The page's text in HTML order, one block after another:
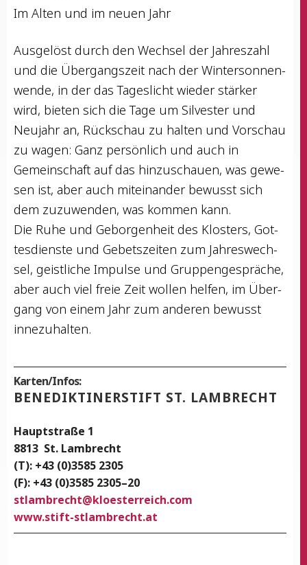
Im Alten und im neu­en Jahr
Aus­ge­löst durch den Wech­sel der Jah­res­zahl
und die Über­gangs­zeit nach der Win­ter­son­nen­
wen­de, in der das Tages­licht wie­der stär­ker
wird, bie­ten sich die Tage um Sil­ves­ter und
Neu­jahr an, Rück­schau zu hal­ten und Vor­schau
zu wagen: Ganz per­sön­lich und auch in
Gemein­schaft auf das hin­zu­schau­en, was gewe­
sen ist, aber auch mit­ein­an­der bewusst sich
dem zuzu­wen­den, was kom­men kann.
Die Ruhe und Gebor­gen­heit des Klos­ters, Got­
tes­diens­te und Gebets­zei­ten zum Jah­res­wech­
sel, geist­li­che Impul­se und Grup­pen­ge­sprä­che,
aber auch viel freie Zeit wol­len hel­fen, im Über­
gang von einem Jahr zum ande­ren bewusst
innezuhalten.
Karten/Infos:
BENE­DIK­TI­NER­STIFT ST. LAMBRECHT
Haupt­stra­ße 1
8813 St. Lam­brecht
(T): +43 (0)3585 2305
(F): +43 (0)3585 2305–20
stlam­brecht@kloesterreich.com
www.stift-stlambrecht.at